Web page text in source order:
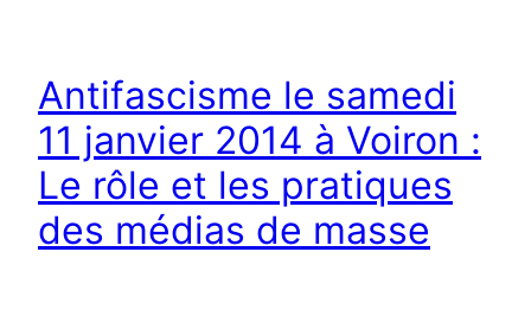
Antifascisme le samedi
11 janvier 2014 à Voiron :
Le rôle et les pratiques
des médias de masse